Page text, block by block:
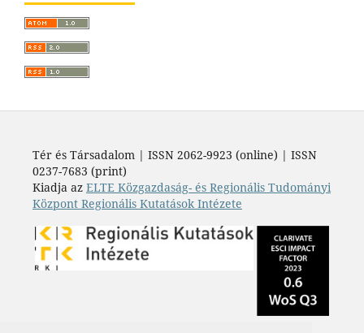
Tér és Társadalom | ISSN 2062-9923 (online) | ISSN
0237-7683 (print)
Kiadja az ELTE Közgazdaság- és Regionális Tudományi
Központ Regionális Kutatások Intézete